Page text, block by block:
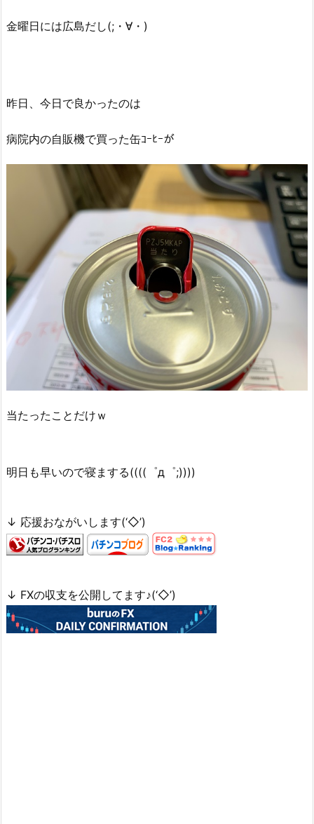
金曜日には広島だし(;・∀・)
昨日、今日で良かったのは
病院内の自販機で買った缶ｺｰﾋｰが
当たったことだけｗ
明日も早いので寝まする((((゜д゜;))))
↓ 応援おながいします(‘◇’)ゞ
↓ FXの収支を公開してます♪(‘◇’)ゞ